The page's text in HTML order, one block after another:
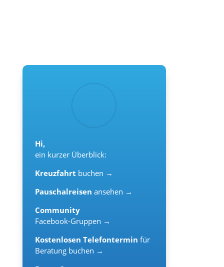
Hi,
ein kurzer Überblick:
Kreuzfahrt buchen →
Pauschalreisen ansehen →
Community
Facebook-Gruppen →
Kostenlosen Telefontermin für
Beratung buchen →